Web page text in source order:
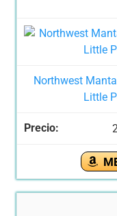
Northwest
Little